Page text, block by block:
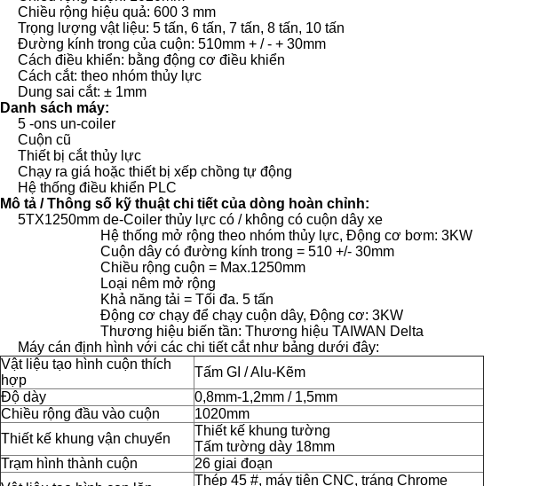
Chiều rộng hiệu quả: 600 3 mm
Trọng lượng vật liệu: 5 tấn, 6 tấn, 7 tấn, 8 tấn, 10 tấn
Đường kính trong của cuộn: 510mm + / - + 30mm
Cách điều khiển: bằng động cơ điều khiển
Cách cắt: theo nhóm thủy lực
Dung sai cắt: ± 1mm
Danh sách máy:
5 -ons un-coiler
Cuộn cũ
Thiết bị cắt thủy lực
Chạy ra giá hoặc thiết bị xếp chồng tự động
Hệ thống điều khiển PLC
Mô tả / Thông số kỹ thuật chi tiết của dòng hoàn chỉnh:
5TX1250mm de-Coiler thủy lực có / không có cuộn dây xe
Hệ thống mở rộng theo nhóm thủy lực, Động cơ bơm: 3KW
Cuộn dây có đường kính trong = 510 +/- 30mm
Chiều rộng cuộn = Max.1250mm
Loại nêm mở rộng
Khả năng tải = Tối đa. 5 tấn
Động cơ chạy để chạy cuộn dây, Động cơ: 3KW
Thương hiệu biến tần: Thương hiệu TAIWAN Delta
Máy cán định hình với các chi tiết cắt như bảng dưới đây:
Vật liệu tạo hình cuộn thích
hợp
Tấm GI / Alu-Kẽm
Độ dày
0,8mm-1,2mm / 1,5mm
Chiều rộng đầu vào cuộn
1020mm
Thiết kế khung vận chuyển
Thiết kế khung tường
Tấm tường dày 18mm
Trạm hình thành cuộn
26 giai đoạn
Thép 45 #, máy tiện CNC, tráng Chrome